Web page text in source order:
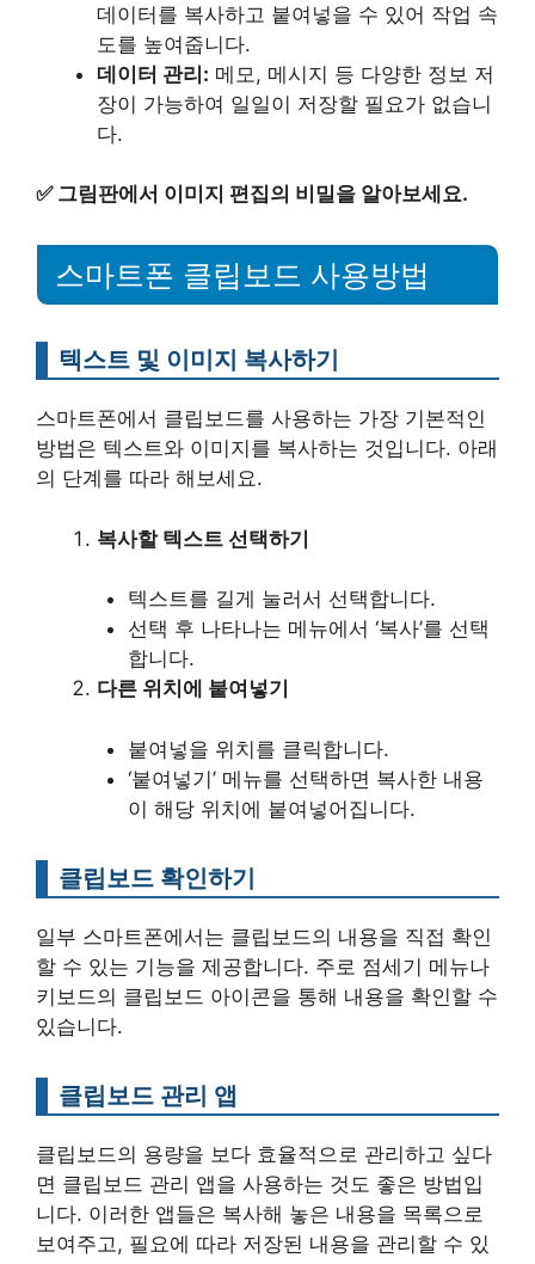
데이터를 복사하고 붙여넣을 수 있어 작업 속
도를 높여줍니다.
데이터 관리: 메모, 메시지 등 다양한 정보 저
장이 가능하여 일일이 저장할 필요가 없습니
다.
✅ 그림판에서 이미지 편집의 비밀을 알아보세요.
스마트폰 클립보드 사용방법
텍스트 및 이미지 복사하기
스마트폰에서 클립보드를 사용하는 가장 기본적인
방법은 텍스트와 이미지를 복사하는 것입니다. 아래
의 단계를 따라 해보세요.
복사할 텍스트 선택하기
텍스트를 길게 눌러서 선택합니다.
선택 후 나타나는 메뉴에서 ‘복사’를 선택
합니다.
다른 위치에 붙여넣기
붙여넣을 위치를 클릭합니다.
‘붙여넣기’ 메뉴를 선택하면 복사한 내용
이 해당 위치에 붙여넣어집니다.
클립보드 확인하기
일부 스마트폰에서는 클립보드의 내용을 직접 확인
할 수 있는 기능을 제공합니다. 주로 점세기 메뉴나
키보드의 클립보드 아이콘을 통해 내용을 확인할 수
있습니다.
클립보드 관리 앱
클립보드의 용량을 보다 효율적으로 관리하고 싶다
면 클립보드 관리 앱을 사용하는 것도 좋은 방법입
니다. 이러한 앱들은 복사해 놓은 내용을 목록으로
보여주고, 필요에 따라 저장된 내용을 관리할 수 있